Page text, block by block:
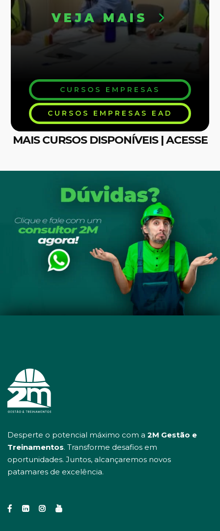
CURSOS EMPRESAS
CURSOS EMPRESAS EAD
VEJA MAIS
MAIS CURSOS DISPONÍVEIS | ACESSE
Desperte o potencial máximo com a 2M Gestão e
Treinamentos. Transforme desafios em
oportunidades. Juntos, alcançaremos novos
patamares de excelência.